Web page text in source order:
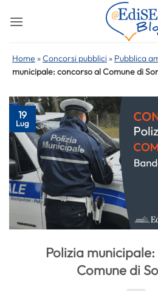
Home »Concorsi pubblici » Pubblica
municipale: concorso al Comune di
19
Lug
Polizia
Comune di